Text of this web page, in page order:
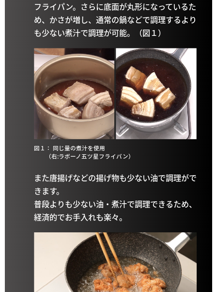
図１： 同じ量の煮汁を使用
（右:ラボーノ五ツ星フライパン）
また唐揚げなどの揚げ物も少ない油で調理がで
きます。
普段よりも少ない油・煮汁で調理できるため、
経済的でお手入れも楽々。
フライパン。さらに底面が丸形になっているた
め、かさが増し、通常の鍋などで調理するより
も少ない煮汁で調理が可能。（図１）